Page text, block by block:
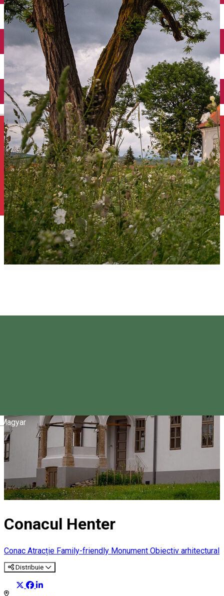
English
Magyar
Închirieri auto
Închirieri de biciclete
Conacul Henter
Conac Atracție Family-friendly Monument Obiectiv arhitectural
Distribuie